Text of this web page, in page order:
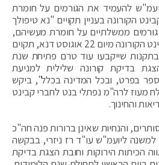
להעמיד את הגורמים על חומרת
הקורונה בעניין תקויים "‏נא טיפולך
ממשלתיים על חומרת מעשיהם,
ולעמוד על כך שהחלטת ‏קבינט הקורונה מיום 22 אוגוסט דנא, תקוים
שייקבעו עוד טרם ‏פתיחת שנת
בדיקת קורונה שלילית למניעת
‏בפרט, ובכל המדינה בכלל", ביקש
מעוז לרה"מ נפתלי בנט ל‏חברי קבינט
והחינוך.
והנחיות שאינן ברורות פנה חה"כ
למשנה ליועמ"ש עו"ד רז ניזרי, בבקשה
הכיתות הירוקות וחובת הצגת בדיקת